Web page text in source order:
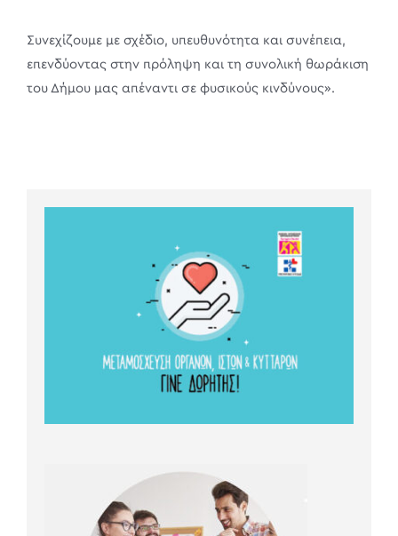
Συνεχίζουμε με σχέδιο, υπευθυνότητα και συνέπεια,
επενδύοντας στην πρόληψη και τη συνολική θωράκιση
του Δήμου μας απέναντι σε φυσικούς κινδύνους».